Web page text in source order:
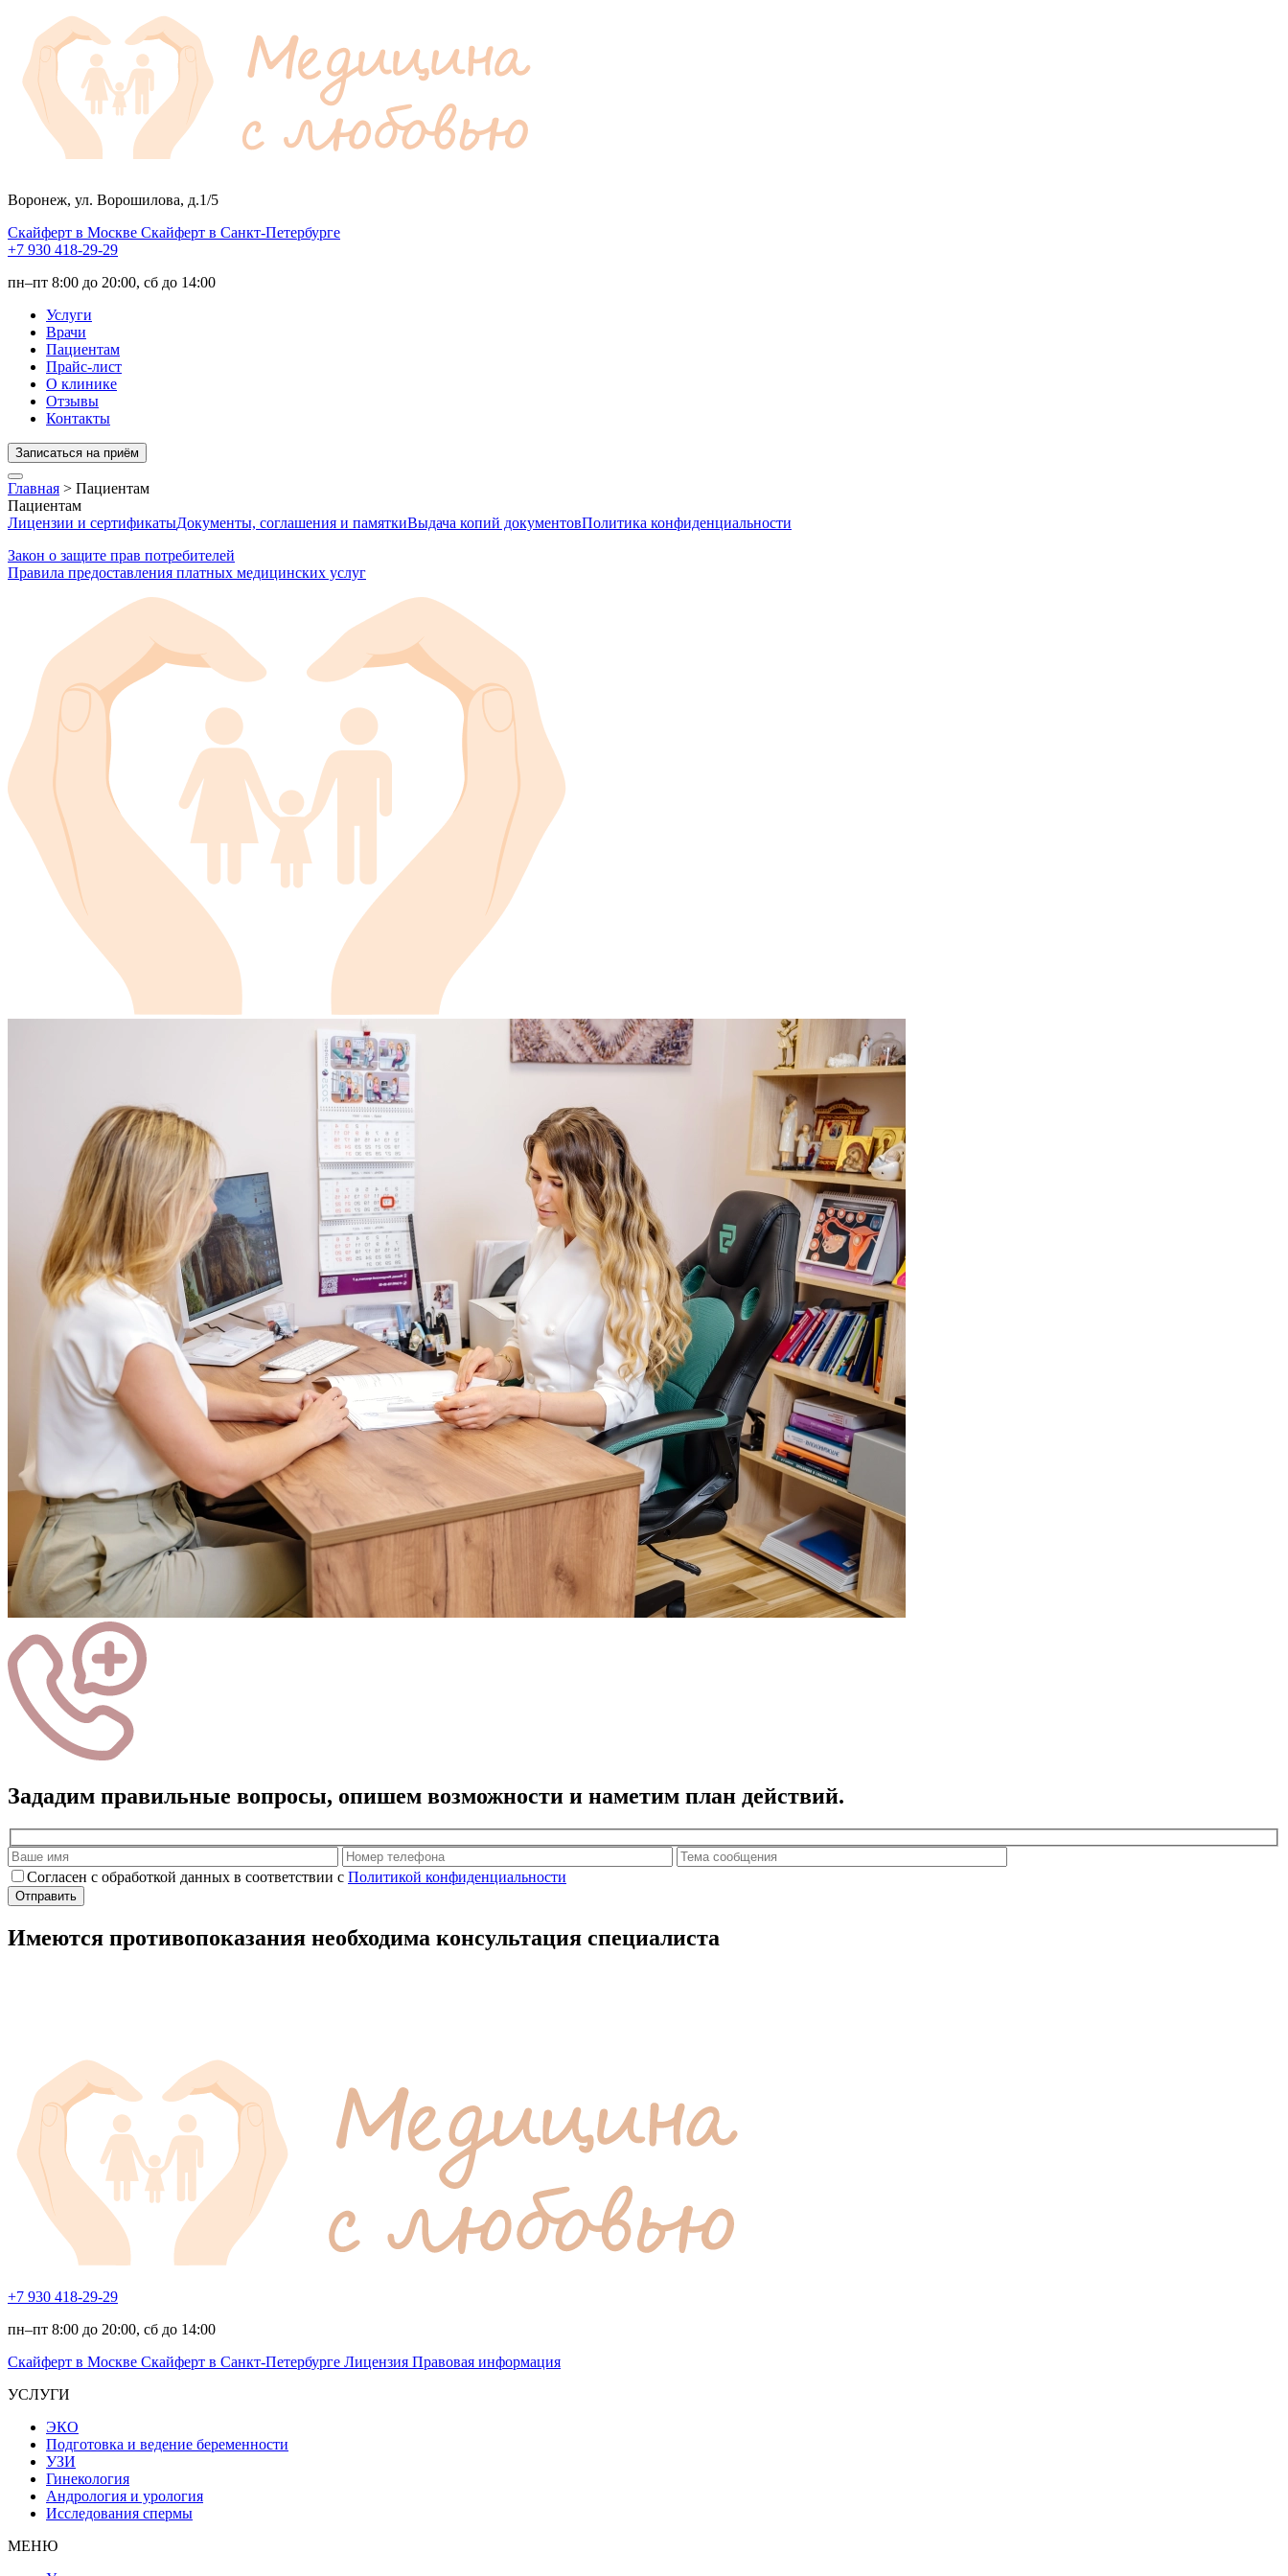
Воронеж, ул. Ворошилова, д.1/5
Скайферт в Москве Скайферт в Санкт-Петербурге
+7 930 418-29-29
пн–пт 8:00 до 20:00, сб до 14:00
Услуги
Врачи
Пациентам
Прайс-лист
О клинике
Отзывы
Контакты
Записаться на приём
Главная > Пациентам
Пациентам
Лицензии и сертификатыДокументы, соглашения и памяткиВыдача копий документовПолитика конфиденциальности
Закон о защите прав потребителей
Правила предоставления платных медицинских услуг
Зададим правильные вопросы, опишем возможности и наметим план действий.
Согласен с обработкой данных в соответствии с Политикой конфиденциальности
Имеются противопоказания необходима консультация специалиста
+7 930 418-29-29
пн–пт 8:00 до 20:00, сб до 14:00
Скайферт в Москве Скайферт в Санкт-Петербурге Лицензия Правовая информация
УСЛУГИ
ЭКО
Подготовка и ведение беременности
УЗИ
Гинекология
Андрология и урология
Исследования спермы
МЕНЮ